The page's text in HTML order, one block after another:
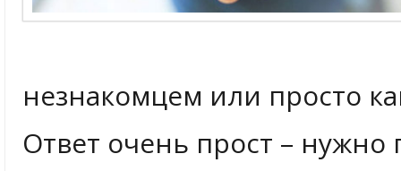
незнакомцем или просто
Ответ очень прост – нужно